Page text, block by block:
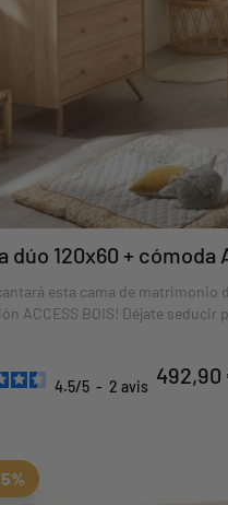
dúo 120x60 + cómoda
esta cama de matrimonio
ACCESS BOIS! Déjate
atemporal que se adaptará a
4.5/5 - 2 avis 492,90